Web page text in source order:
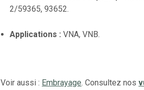
2/59365, 93652.
Applications : VNA, VNB.
Voir aussi : Embrayage. Consultez nos